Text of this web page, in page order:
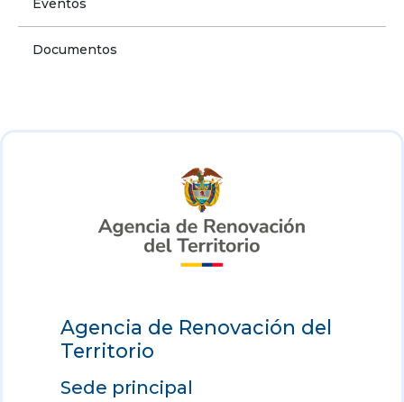
Documentos
Agencia de Renovación del
Territorio
Sede principal